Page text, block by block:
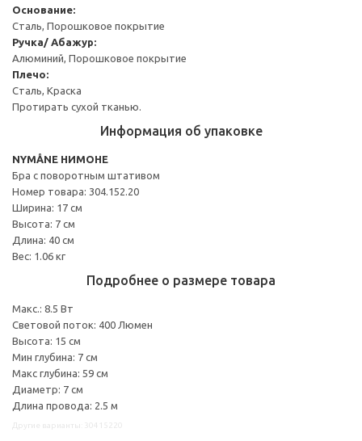
Основание:
Сталь, Порошковое покрытие
Ручка/ Абажур:
Алюминий, Порошковое покрытие
Плечо:
Сталь, Краска
Протирать сухой тканью.
Информация об упаковке
NYMÅNE НИМОНЕ
Бра с поворотным штативом
Номер товара: 304.152.20
Ширина: 17 см
Высота: 7 см
Длина: 40 см
Вес: 1.06 кг
Подробнее о размере товара
Макс.: 8.5 Вт
Световой поток: 400 Люмен
Высота: 15 см
Мин глубина: 7 см
Макс глубина: 59 см
Диаметр: 7 см
Длина провода: 2.5 м